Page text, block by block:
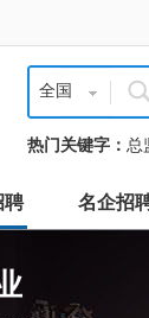
全国
热门关键字： 总
聘 名企招